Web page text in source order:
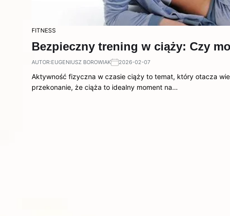
FITNESS
Bezpieczny trening w ciąży: Czy
AUTOR:EUGENIUSZ BOROWIAK 2026-02-07
Aktywność fizyczna w czasie ciąży to temat, który otacza
przekonanie, że ciąża to idealny moment na…